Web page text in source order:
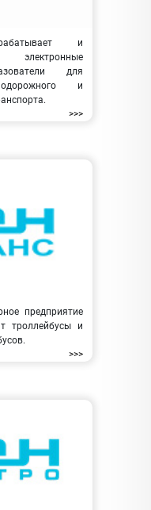
и
электронные
для
и
>>>
предприятие
троллейбусы и
>>>